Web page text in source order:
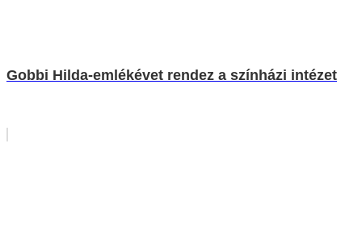
Gobbi Hilda-emlékévet rendez a színházi intézet